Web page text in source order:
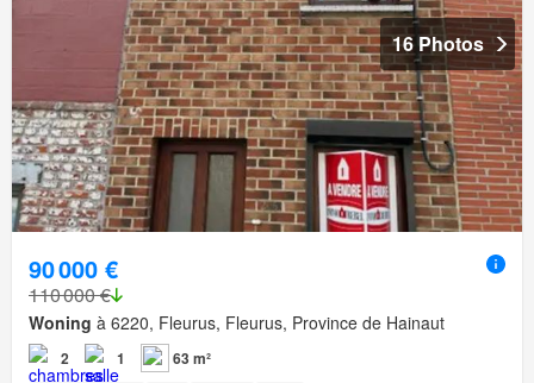
16 Photos
90 000 €
110 000 €
Woning à 6220, Fleurus, Fleurus, Province de Hainaut
2 1 63 m²